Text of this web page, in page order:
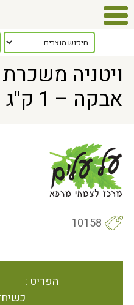
> ויטניה משכרת אורגני שורש
ויטניה
אבקה – 1 ק"ג
10158
הפריט אינו